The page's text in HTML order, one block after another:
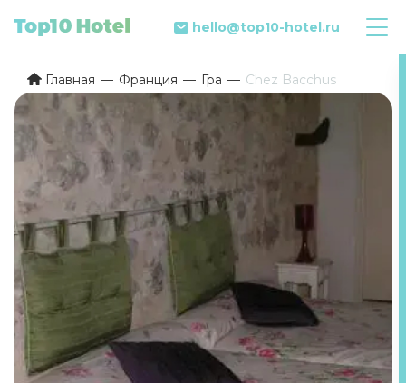
hello@top10-hotel.ru
Главная Франция Гра Chez Bacchus